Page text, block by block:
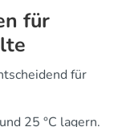
für
für
25 °C lagern.